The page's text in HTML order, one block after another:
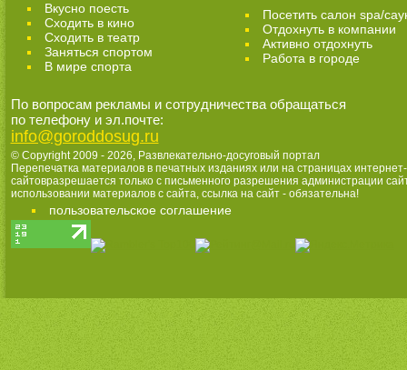
Вкусно поесть
Сходить в кино
Cходить в театр
Заняться спортом
В мире спорта
Посетить салон spa/
Отдохнуть в компании
Активно отдохнуть
Работа в городе
По вопросам рекламы и сотрудничества обращаться
по телефону и эл.почте:
info@goroddosug.ru
© Copyright 2009 - 2026, Развлекательно-досуговый портал
Перепечатка материалов в печатных изданиях или на страницах интернет-
сайтовразрешается только с письменного разрешения администрации
использовании материалов с сайта, ссылка на сайт - обязательна!
пользовательское соглашение